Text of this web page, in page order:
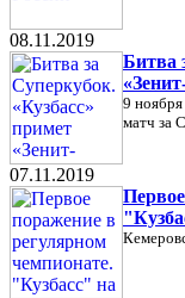
08.11.2019
Битва
9
матч за
07.11.2019